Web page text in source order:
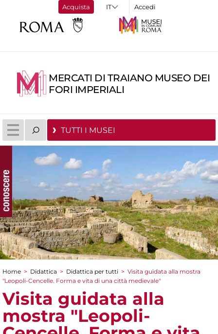
Acquista Accedi
MERCATI DI TRAIANO MUSEO DEI
FORI IMPERIALI
TUTTI I MUSEI
Tu sei qui
Home > Didattica > Didattica per tutti > Visita guidata alla mostra
"Leopoli-Cencelle. Forma e vita di una città medievale"
Visita guidata alla
mostra "Leopoli-